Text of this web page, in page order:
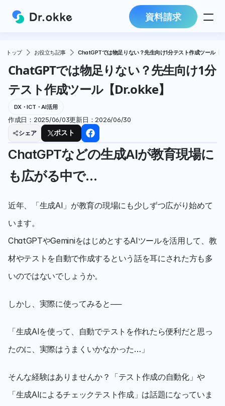
資料請求
トップ お役立ち記事 ChatGPTでは物足りない？先生向け1分テスト作成ツール【
ChatGPTでは物足りない？先生向け1分
テスト作成ツール【Dr.okke】
DX・ICT・AI活用
作成日： 2025/06/03更新日： 2026/06/30
シェア ポスト
ChatGPTなどの生成AIが教育現場に
も広がる中で…
近年、「生成AI」が教育の現場にも少しずつ広がり始めて
います。
ChatGPTやGeminiをはじめとするAIツールを活用して、教
材やテストを自動で作成するという話を耳にされた方も多
いのではないでしょうか。
しかし、実際に使ってみると──
「生成AIを使って、自動でテストを作れたら便利だと思っ
たのに、実際はうまくいかなかった…」
そんな経験はありませんか？「テスト作成の自動化」や
「生成AIによるチェックテスト作成」は話題になっていま